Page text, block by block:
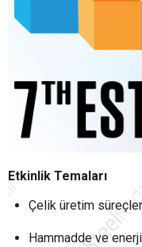
Etkinlik Temaları
Çelik üretim
Hammadde ve